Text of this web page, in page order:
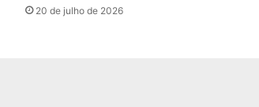
20 de julho de 2026